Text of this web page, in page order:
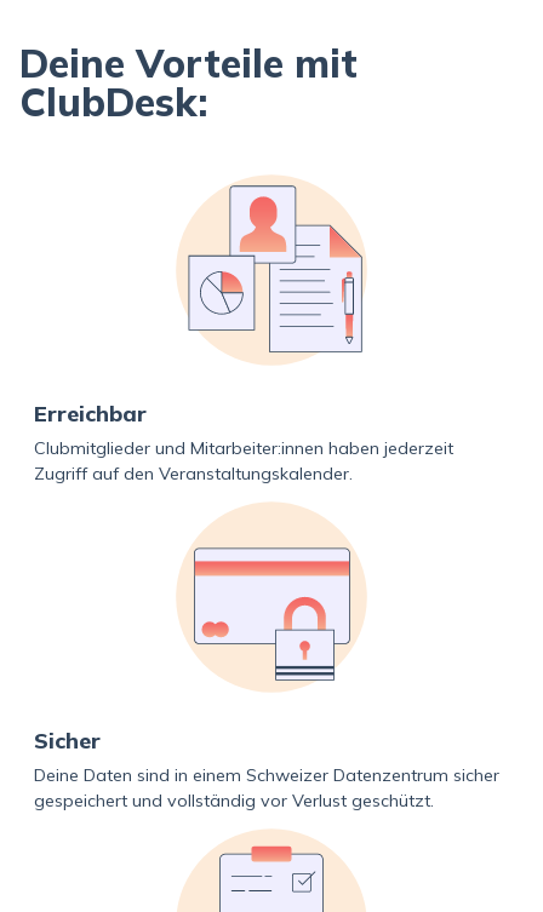
Deine Vorteile mit
ClubDesk:
Erreichbar
Clubmitglieder und Mitarbeiter:innen haben jederzeit
Zugriff auf den Veranstaltungskalender.
Sicher
Deine Daten sind in einem Schweizer Datenzentrum sicher
gespeichert und vollständig vor Verlust geschützt.